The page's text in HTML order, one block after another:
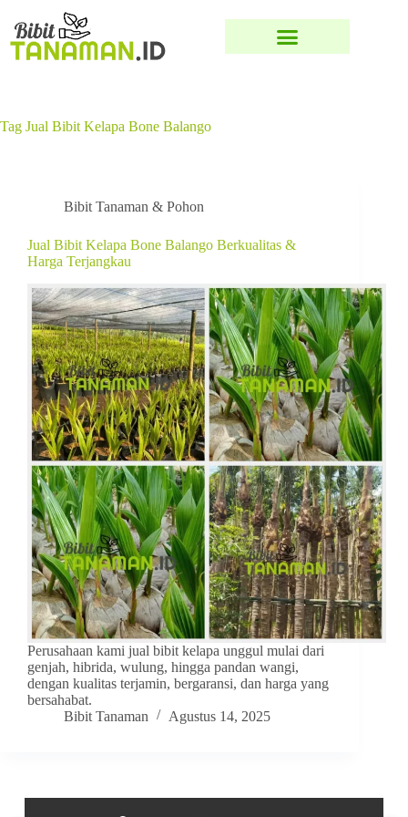
Tag Jual Bibit Kelapa Bone Balango
Bibit Tanaman & Pohon
Jual Bibit Kelapa Bone Balango Berkualitas &
Harga Terjangkau
Perusahaan kami jual bibit kelapa unggul mulai dari
genjah, hibrida, wulung, hingga pandan wangi,
dengan kualitas terjamin, bergaransi, dan harga yang
bersahabat.
Bibit Tanaman
Agustus 14, 2025